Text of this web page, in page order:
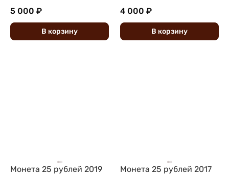
5 000 ₽
В корзину
4 000 ₽
В корзину
Монета 25 рублей 2019
Монета 25 рублей 2017